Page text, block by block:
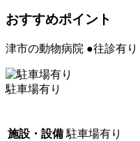
おすすめポイント
津市の動物病院 ●往診有
駐車場有り
施設・設備 駐車場有り